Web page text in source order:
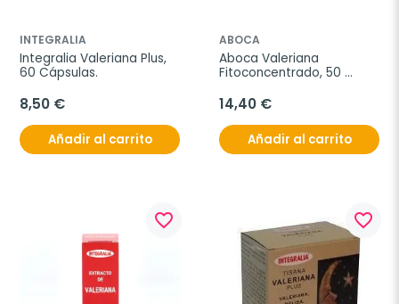
INTEGRALIA
Integralia Valeriana Plus,
60 Cápsulas.
8,50 €
Añadir al carrito
ABOCA
Aboca Valeriana
Fitoconcentrado, 50
14,40 €
Añadir al carrito
favorite_border favorite_border